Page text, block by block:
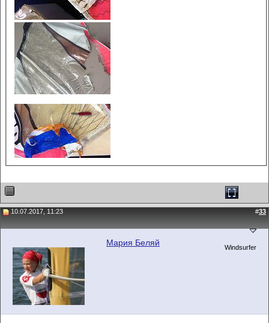
10.07.2017, 11:23 #33
Мария Беляй Windsurfer